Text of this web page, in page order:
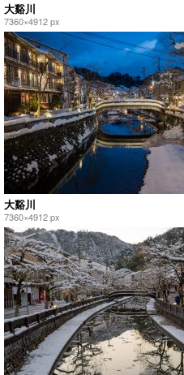
大谿川
7360×4912 px
大谿川
7360×4912 px